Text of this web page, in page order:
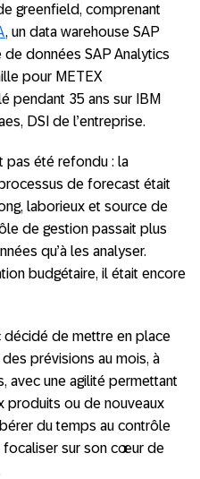
greenfield, comprenant
, un data warehouse SAP
de données SAP Analytics
pour METEX
pendant 35 ans sur IBM
DSI de l’entreprise.
pas été refondu : la
de forecast était
laborieux et source de
de gestion passait plus
qu’à les analyser.
budgétaire, il était encore
décidé de mettre en place
prévisions au mois, à
avec une agilité permettant
produits ou de nouveaux
du temps au contrôle
focaliser sur son cœur de